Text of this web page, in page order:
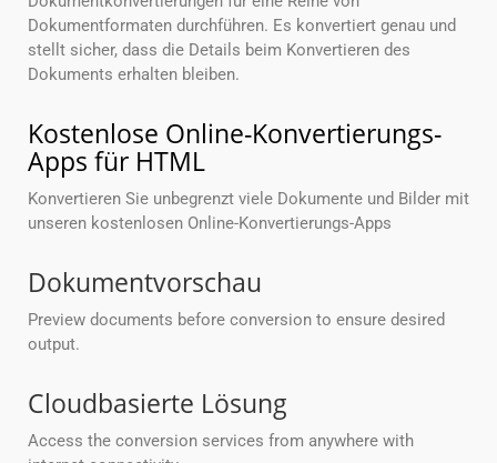
Dokumentformaten durchführen. Es konvertiert genau und
stellt sicher, dass die Details beim Konvertieren des
Dokuments erhalten bleiben.
Kostenlose Online-Konvertierungs-
Apps für HTML
Konvertieren Sie unbegrenzt viele Dokumente und Bilder mit
unseren kostenlosen Online-Konvertierungs-Apps
Dokumentvorschau
Preview documents before conversion to ensure desired
output.
Cloudbasierte Lösung
Access the conversion services from anywhere with